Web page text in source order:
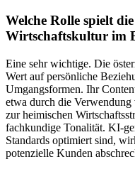
Welche Rolle spielt
Wirtschaftskultur im
Eine sehr wichtige. Die
Wert auf persönliche
Umgangsformen. Ihr
etwa durch die
zur heimischen
fachkundige Tonalität. KI-
Standards optimiert sind,
potenzielle Kunden